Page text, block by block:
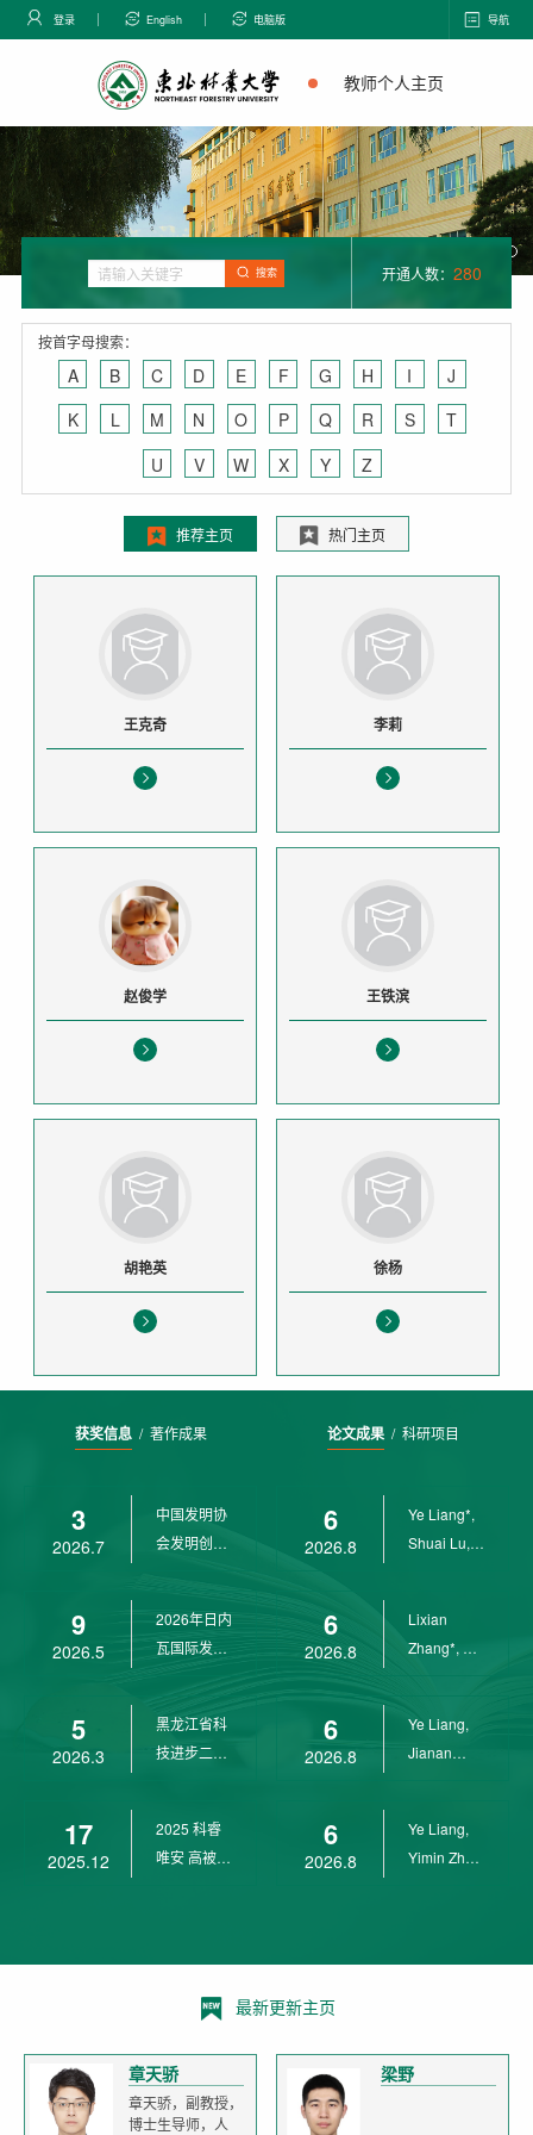
登录 English 电脑版 导航
教师个人主页
搜索 开通人数： 280
按首字母搜索：
A B C D E F G H I
J
K
L M N O P Q R S
T
U
V W X Y Z
推荐主页 热门主页
王克奇 李莉
赵俊学 王铁滨
胡艳英 徐杨
获奖信息/ 著作成果
3
2026.7
中国发明协
会发明创业
9
2026.5
2026年日内
瓦国际发明
5
2026.3
黑龙江省科
技进步二等
17
2025.12
2025 科睿
唯安 高被引
论文成果/ 科研项目
6
2026.8
Ye Liang*,
Shuai Lu,
6
2026.8
Lixian
Zhang*, Ye
6
2026.8
Ye Liang,
Jianan
6
2026.8
Ye Liang,
Yimin Zhu,
最新更新主页
章天骄
章天骄，副教授，
博士生导师，人
梁野